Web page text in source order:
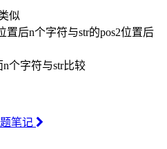
似
置后n个字符与str的pos2位置后
n个字符与str比较
笔记